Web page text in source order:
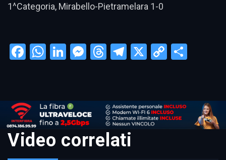
1^Categoria, Mirabello-Pietramelara 1-0
Facebook
WhatsApp
LinkedIn
Messenger
Threads
Telegram
X
Copy
Video correlati